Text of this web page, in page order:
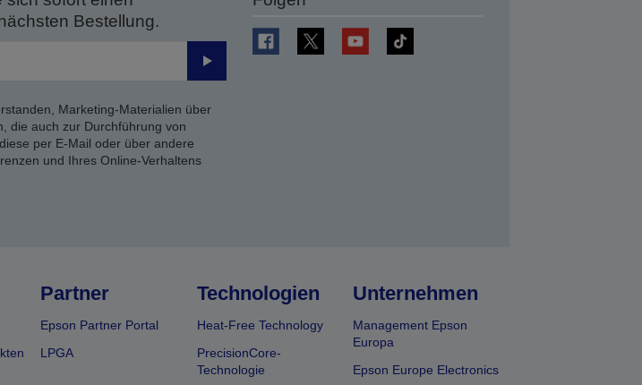
Bestellung.
Senden
Marketing-Materialien über
die auch zur Durchführung von
per E-Mail oder über andere
und Ihres Online-Verhaltens
Partner
Epson Partner Portal
LPGA
Technologien
Heat-Free Technology
PrecisionCore-
Technologie
Unternehmen
Management Epson
Europa
Epson Europe Electronics